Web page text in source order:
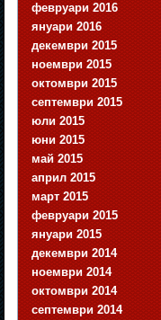
февруари 2016
януари 2016
декември 2015
ноември 2015
октомври 2015
септември 2015
юли 2015
юни 2015
май 2015
април 2015
март 2015
февруари 2015
януари 2015
декември 2014
ноември 2014
октомври 2014
септември 2014